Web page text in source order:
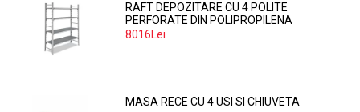
RAFT DEPOZITARE CU 4 POLITE
PERFORATE DIN POLIPROPILENA
374*60 CM
8016Lei
MASA RECE CU 4 USI SI CHIUVETA